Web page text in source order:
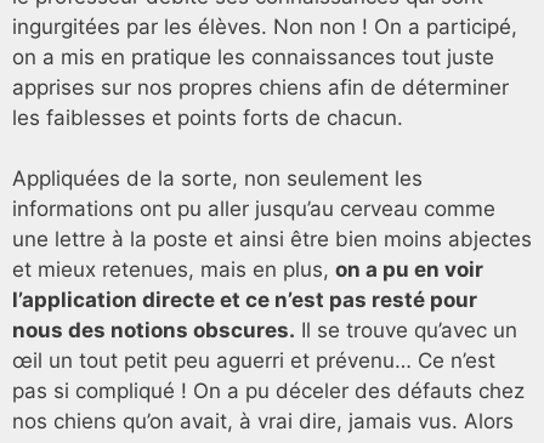
ingurgitées par les élèves. Non non ! On a participé,
on a mis en pratique les connaissances tout juste
apprises sur nos propres chiens afin de déterminer
les faiblesses et points forts de chacun.
Appliquées de la sorte, non seulement les
informations ont pu aller jusqu’au cerveau comme
une lettre à la poste et ainsi être bien moins abjectes
et mieux retenues, mais en plus, on a pu en voir
l’application directe et ce n’est pas resté pour
nous des notions obscures. Il se trouve qu’avec un
œil un tout petit peu aguerri et prévenu… Ce n’est
pas si compliqué ! On a pu déceler des défauts chez
nos chiens qu’on avait, à vrai dire, jamais vus. Alors